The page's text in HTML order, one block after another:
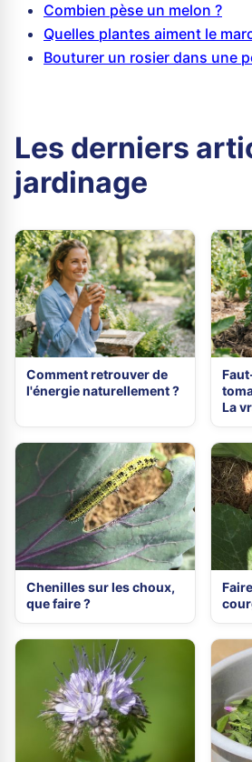
Combien pèse un melon ?
Quelles plantes aiment le
Bouturer un rosier dans une
Les derniers
jardinage
Comment retrouver de
l'énergie naturellement ?
La
Chenilles sur les choux,
que faire ?